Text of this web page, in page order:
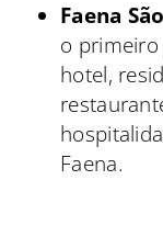
Faena
o
hotel,
Faena.